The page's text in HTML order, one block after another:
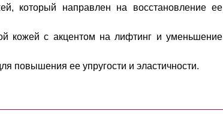
который направлен на восстановление ее
кожей с акцентом на лифтинг и уменьшение
повышения ее упругости и эластичности.